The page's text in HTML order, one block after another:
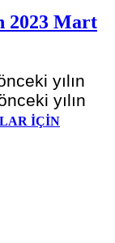
2023 Mart
yılın
yılın
İÇİN